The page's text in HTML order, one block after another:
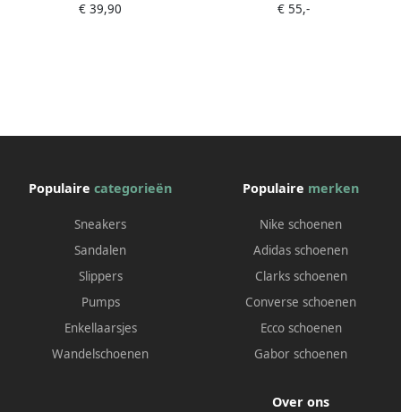
€ 39,90
€ 55,-
Populaire categorieën
Sneakers
Sandalen
Slippers
Pumps
Enkellaarsjes
Wandelschoenen
Populaire merken
Nike schoenen
Adidas schoenen
Clarks schoenen
Converse schoenen
Ecco schoenen
Gabor schoenen
Over ons